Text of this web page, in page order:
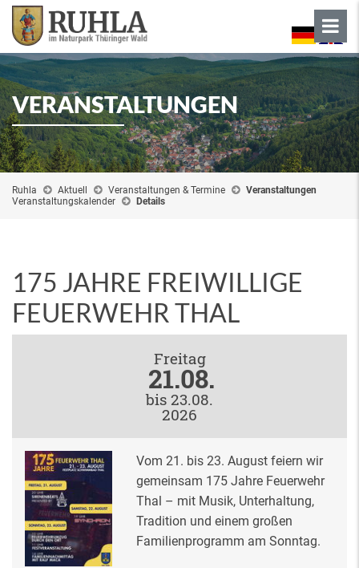
VERANSTALTUNGEN
Ruhla Aktuell
Veranstaltungen & Termine
Veranstaltungskalender
Veranstaltungen
Details
175 JAHRE FREIWILLIGE
FEUERWEHR THAL
Freitag
21.08.
bis 23.08.
2026
Vom 21. bis 23. August feiern wir
gemeinsam 175 Jahre Feuerwehr
Thal – mit Musik, Unterhaltung,
Tradition und einem großen
Familienprogramm am Sonntag.